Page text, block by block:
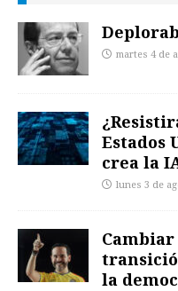
martes 4 de
Estados
crea la
lunes 3 de
Cambiar
la